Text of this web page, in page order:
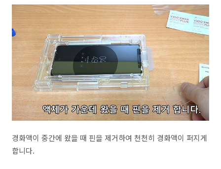
경화액이 중간에 왔을 때 핀을 제거하여 천천히 경화액이 퍼지게
합니다.